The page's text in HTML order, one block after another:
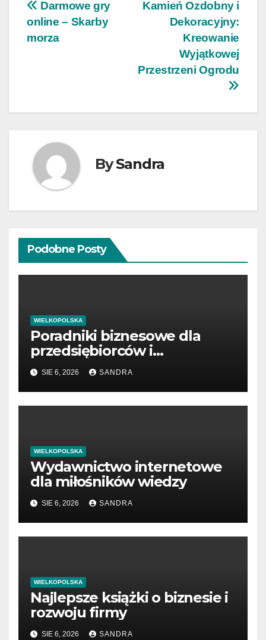
Nawigacja
wpisu
Kamień Ozdobny i
Dekoracyjny:
Kreowanie
Wyjątkowej
Przestrzeni Ogrodu
Darmowe gry
online – Skarby
morza
BySandra
Podobne Posty
WIELKOPOLSKA
Poradniki biznesowe dla
przedsiębiorców i
menedżerów
SIE 6, 2026 SANDRA
WIELKOPOLSKA
Wydawnictwo internetowe
dla miłośników wiedzy
SIE 6, 2026 SANDRA
WIELKOPOLSKA
Najlepsze książki o biznesie i
rozwoju firmy
SIE 6, 2026 SANDRA